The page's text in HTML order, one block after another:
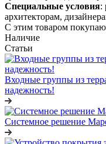
Специальные условия:
архитекторам,
С этим товаром
Наличие
Статьи
Входные группы из
надежность!
Системное решение